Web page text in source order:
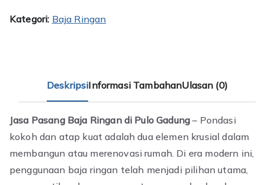
Kategori: Baja Ringan
DeskripsiInformasi TambahanUlasan (0)
Jasa Pasang Baja Ringan di Pulo Gadung – Pondasi
kokoh dan atap kuat adalah dua elemen krusial dalam
membangun atau merenovasi rumah. Di era modern ini,
penggunaan baja ringan telah menjadi pilihan utama,